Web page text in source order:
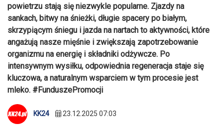
powietrzu stają się niezwykle popularne. Zjazdy na
sankach, bitwy na śnieżki, długie spacery po białym,
skrzypiącym śniegu i jazda na nartach to aktywności, które
angażują nasze mięśnie i zwiększają zapotrzebowanie
organizmu na energię i składniki odżywcze. Po
intensywnym wysiłku, odpowiednia regeneracja staje się
kluczowa, a naturalnym wsparciem w tym procesie jest
mleko. #FunduszePromocji
KK24 23.12.2025 07:03